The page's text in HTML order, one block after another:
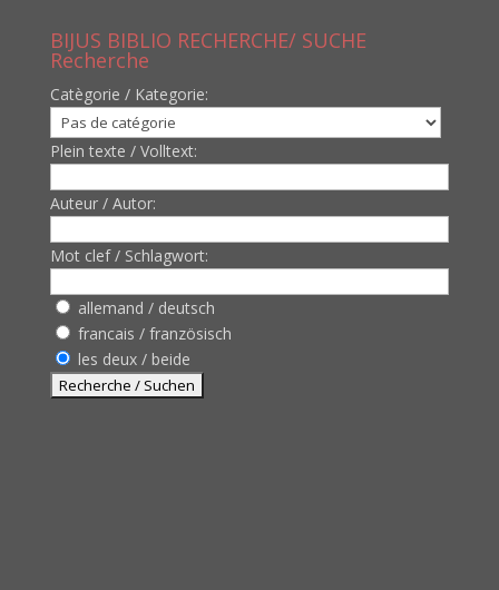
BIJUS BIBLIO RECHERCHE/ SUCHE
Recherche
Catègorie / Kategorie:
Plein texte / Volltext:
Auteur / Autor:
Mot clef / Schlagwort:
allemand / deutsch
francais / französisch
les deux / beide